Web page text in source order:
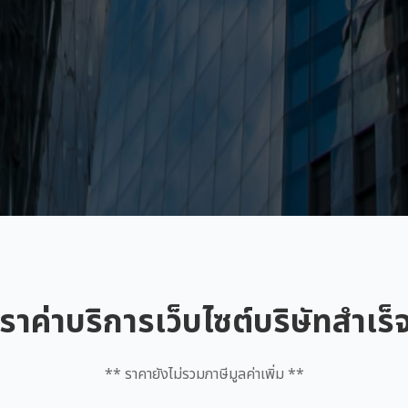
าค่าบริการเว็บไซต์บริษัทสำเร็
** ราคายังไม่รวมภาษีมูลค่าเพิ่ม **